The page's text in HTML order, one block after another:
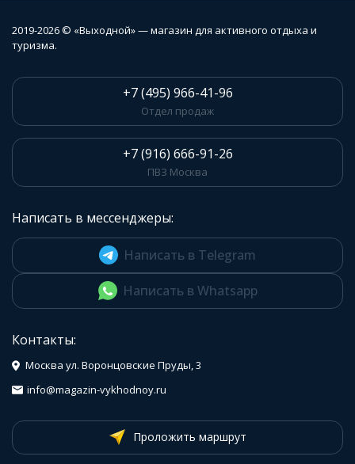
2019-2026 © «Выходной» — магазин для активного отдыха и
туризма.
+7 (495) 966-41-96
Отдел продаж
+7 (916) 666-91-26
ПВЗ Москва
Написать в мессенджеры:
Написать в Telegram
Написать в Whatsapp
Контакты:
Москва ул. Воронцовские Пруды, 3
info@magazin-vykhodnoy.ru
Проложить маршрут